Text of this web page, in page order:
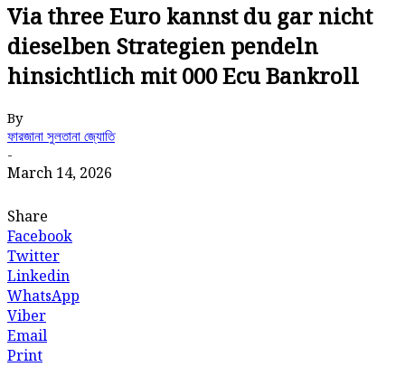
Via three Euro kannst du gar nicht
dieselben Strategien pendeln
hinsichtlich mit 000 Ecu Bankroll
By
ফারজানা সুলতানা জ্যোতি
-
March 14, 2026
Share
Facebook
Twitter
Linkedin
WhatsApp
Viber
Email
Print